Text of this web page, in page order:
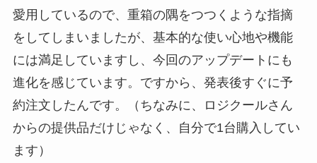
愛用しているので、重箱の隅をつつくような指摘
をしてしまいましたが、基本的な使い心地や機能
には満足していますし、今回のアップデートにも
進化を感じています。ですから、発表後すぐに予
約注文したんです。（ちなみに、ロジクールさん
からの提供品だけじゃなく、自分で1台購入してい
ます）